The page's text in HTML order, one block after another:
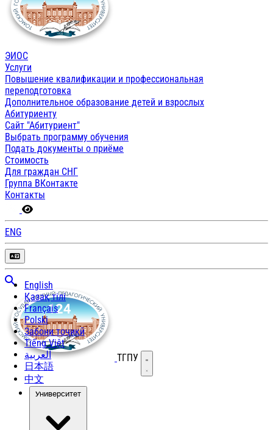
ЭИОС
Услуги
Повышение квалификации и профессиональная
переподготовка
Дополнительное образование детей и взрослых
Абитуриенту
Сайт "Абитуриент"
Выбрать программу обучения
Подать документы о приёме
Стоимость
Для граждан СНГ
Группа ВКонтакте
Контакты
ENG
English
Қазақ тілі
Français
Polski
Забони тоҷикӣ
Tiếng Việt
العربية
日本語
中文
ТГПУ Открыть меню
Университет